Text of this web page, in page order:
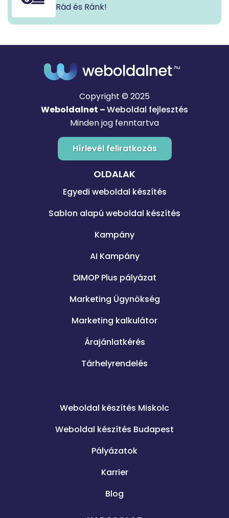
Rád és Ránk!
Copyright © 2025
Weboldalnet –Weboldal fejlesztés
Minden jog fenntartva
Hírlevél feliratkozás
OLDALAK
Egyedi weboldal készítés
Sablon alapú weboldal készítés
Kampány
AI Kampány
DIMOP Plus pályázat
Marketing Ügynökség
Marketing kalkulátor
Árajánlatkérés
Tárhelyrendelés
Weboldal készítés Miskolc
Weboldal készítés Budapest
Pályázatok
Karrier
Blog